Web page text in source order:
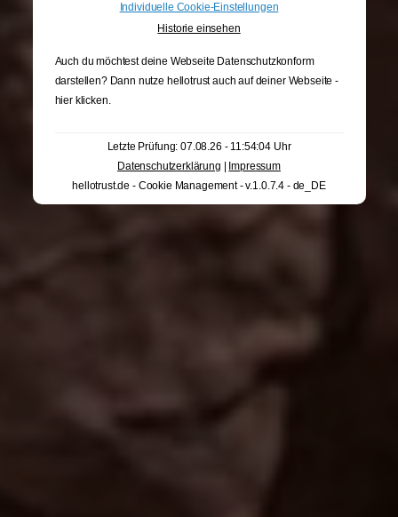
Individuelle Cookie-Einstellungen
Historie einsehen
Auch du möchtest deine Webseite Datenschutzkonform
darstellen? Dann nutze hellotrust auch auf deiner Webseite -
hier klicken.
Letzte Prüfung: 07.08.26 - 11:54:04 Uhr
Datenschutzerklärung
Impressum
hellotrust.de - Cookie Management - v.1.0.7.4 - de_DE